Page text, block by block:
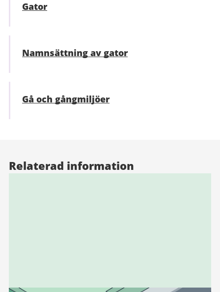
Gator
Namnsättning av gator
Gå och gångmiljöer
Relaterad information